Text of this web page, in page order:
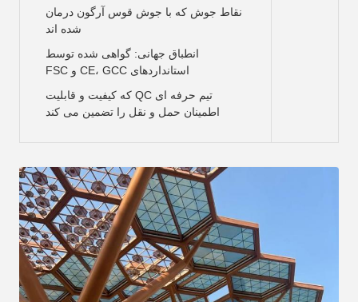
نقاط جوش که با جوش قوس آرگون درمان
شده اند
انطباق جهانی: گواهی شده توسط
استانداردهای CE، GCC و FSC
تیم حرفه ای QC که کیفیت و قابلیت
اطمینان حمل و نقل را تضمین می کند